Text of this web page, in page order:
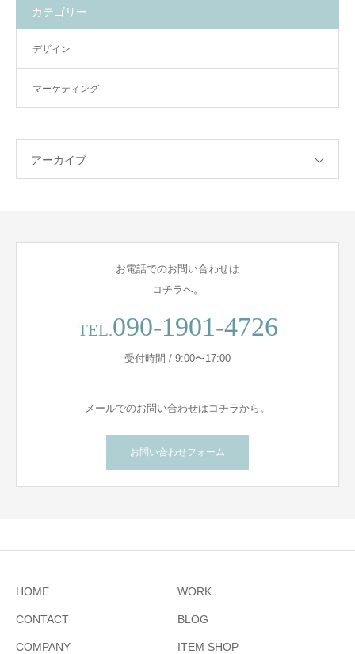
カテゴリー
デザイン
マーケティング
アーカイブ
お電話でのお問い合わせは
コチラへ。
TEL.090-1901-4726
受付時間 / 9:00〜17:00
メールでのお問い合わせはコチラから。
お問い合わせフォーム
HOME WORK
CONTACT BLOG
COMPANY ITEM SHOP